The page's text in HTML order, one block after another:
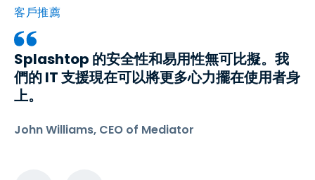
客戶推薦
Splashtop 的安全性和易用性無可比擬。我
們的 IT 支援現在可以將更多心力擺在使用者身
上。
John Williams, CEO of Mediator